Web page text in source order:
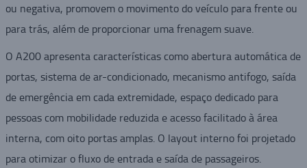
ou negativa, promovem o movimento do veículo para frente ou
para trás, além de proporcionar uma frenagem suave.
O A200 apresenta características como abertura automática de
portas, sistema de ar-condicionado, mecanismo antifogo, saída
de emergência em cada extremidade, espaço dedicado para
pessoas com mobilidade reduzida e acesso facilitado à área
interna, com oito portas amplas. O layout interno foi projetado
para otimizar o fluxo de entrada e saída de passageiros.